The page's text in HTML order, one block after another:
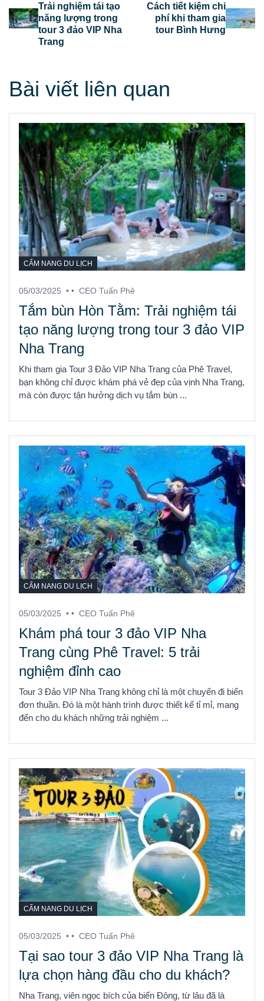
Trải nghiệm tái tạo
năng lượng trong
tour 3 đảo VIP Nha
Trang
Cách tiết kiệm chi
phí khi tham gia
tour Bình Hưng
Bài viết liên quan
CẨM NANG DU LỊCH
05/03/2025 • • CEO Tuấn Phê
Tắm bùn Hòn Tằm: Trải nghiệm tái
tạo năng lượng trong tour 3 đảo VIP
Nha Trang
Khi tham gia Tour 3 Đảo VIP Nha Trang của Phê Travel,
bạn không chỉ được khám phá vẻ đẹp của vịnh Nha Trang,
mà còn được tận hưởng dịch vụ tắm bùn ...
CẨM NANG DU LỊCH
05/03/2025 • • CEO Tuấn Phê
Khám phá tour 3 đảo VIP Nha
Trang cùng Phê Travel: 5 trải
nghiệm đỉnh cao
Tour 3 Đảo VIP Nha Trang không chỉ là một chuyến đi biển
đơn thuần. Đó là một hành trình được thiết kế tỉ mỉ, mang
đến cho du khách những trải nghiệm ...
CẨM NANG DU LỊCH
05/03/2025 • • CEO Tuấn Phê
Tại sao tour 3 đảo VIP Nha Trang là
lựa chọn hàng đầu cho du khách?
Nha Trang, viên ngọc bích của biển Đông, từ lâu đã là